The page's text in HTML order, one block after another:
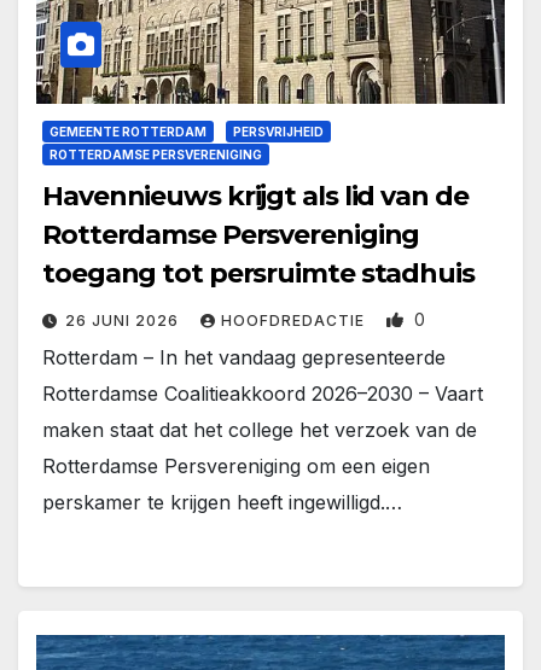
GEMEENTE ROTTERDAM
PERSVRIJHEID
ROTTERDAMSE PERSVERENIGING
Havennieuws krijgt als lid van de
Rotterdamse Persvereniging
toegang tot persruimte stadhuis
26 JUNI 2026 HOOFDREDACTIE 0
Rotterdam – In het vandaag gepresenteerde
Rotterdamse Coalitieakkoord 2026–2030 – Vaart
maken staat dat het college het verzoek van de
Rotterdamse Persvereniging om een eigen
perskamer te krijgen heeft ingewilligd.…